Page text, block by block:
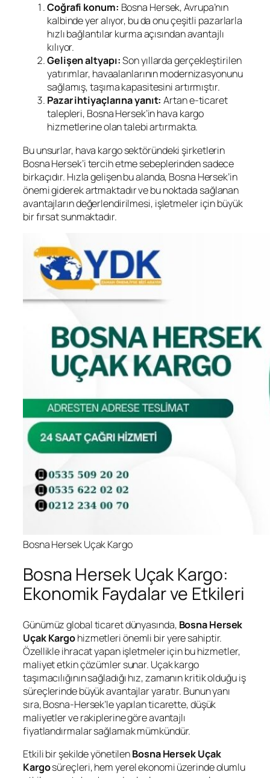
Coğrafi konum: Bosna Hersek, Avrupa’nın
kalbinde yer alıyor, bu da onu çeşitli pazarlarla
hızlı bağlantılar kurma açısından avantajlı
kılıyor.
Gelişen altyapı:Son yıllarda gerçekleştirilen
yatırımlar, havaalanlarının modernizasyonunu
sağlamış, taşıma kapasitesini artırmıştır.
Pazar ihtiyaçlarına yanıt: Artan e-ticaret
talepleri, Bosna Hersek’in hava kargo
hizmetlerine olan talebi artırmakta.
Bu unsurlar, hava kargo sektöründeki şirketlerin
Bosna Hersek’i tercih etme sebeplerinden sadece
birkaçıdır. Hızla gelişen bu alanda, Bosna Hersek’in
önemi giderek artmaktadır ve bu noktada sağlanan
avantajların değerlendirilmesi, işletmeler için büyük
bir fırsat sunmaktadır.
Bosna Hersek Uçak Kargo
Bosna Hersek Uçak Kargo:
Ekonomik Faydalar ve Etkileri
Günümüz global ticaret dünyasında, Bosna Hersek
Uçak Kargohizmetleri önemli bir yere sahiptir.
Özellikle ihracat yapan işletmeler için bu hizmetler,
maliyet etkin çözümler sunar. Uçak kargo
taşımacılığının sağladığı hız, zamanın kritik olduğu iş
süreçlerinde büyük avantajlar yaratır. Bunun yanı
sıra, Bosna-Hersek’le yapılan ticarette, düşük
maliyetler ve rakiplerine göre avantajlı
fiyatlandırmalar sağlamak mümkündür.
Etkili bir şekilde yönetilenBosna Hersek Uçak
Kargosüreçleri, hem yerel ekonomi üzerinde olumlu